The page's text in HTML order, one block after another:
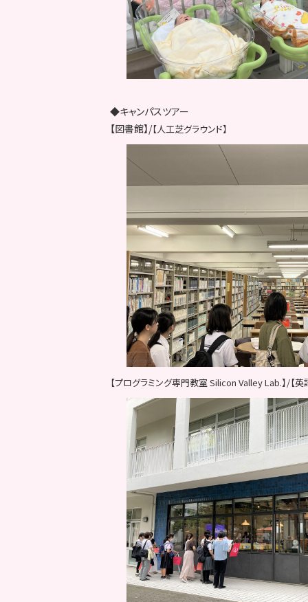
◆キャンパスツアー
【図書館】/【人工芝グラウンド】
【プログラミング専門教室 Silicon Valley Lab.】/【